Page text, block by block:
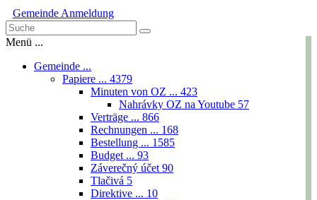
Gemeinde Anmeldung
Menü ...
Gemeinde ...
Papiere ... 4379
Minuten von OZ ... 423
Nahrávky OZ na Youtube 57
Verträge ... 866
Rechnungen ... 168
Bestellung ... 1585
Budget ... 93
Záverečný účet 90
Tlačivá 5
Direktive ... 10